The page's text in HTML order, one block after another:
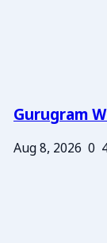
Gurugram
Aug 8, 2026 0